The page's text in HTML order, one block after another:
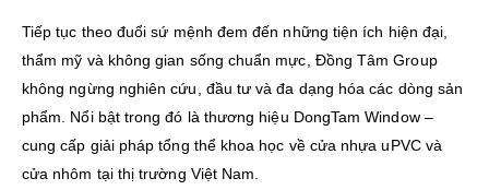
Tiếp tục theo đuổi sứ mệnh đem đến những tiện ích hiện đại,
thẩm mỹ và không gian sống chuẩn mực, Đồng Tâm Group
không ngừng nghiên cứu, đầu tư và đa dạng hóa các dòng sản
phẩm. Nổi bật trong đó là thương hiệu DongTam Window –
cung cấp giải pháp tổng thể khoa học về cửa nhựa uPVC và
cửa nhôm tại thị trường Việt Nam.